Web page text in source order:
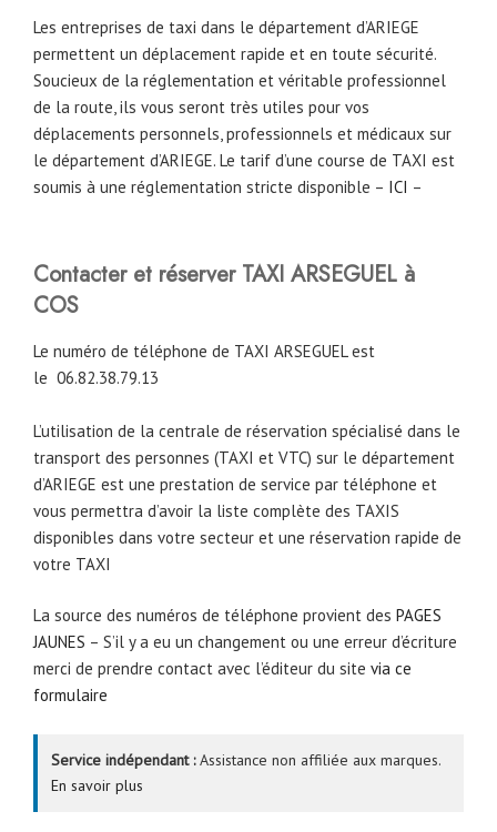
Les entreprises de taxi dans le département d’ARIEGE
permettent un déplacement rapide et en toute sécurité.
Soucieux de la réglementation et véritable professionnel
de la route, ils vous seront très utiles pour vos
déplacements personnels, professionnels et médicaux sur
le département d’ARIEGE. Le tarif d’une course de TAXI est
soumis à une réglementation stricte disponible – ICI –
Contacter et réserver TAXI ARSEGUEL à
COS
Le numéro de téléphone de TAXI ARSEGUEL est
le 06.82.38.79.13
L’utilisation de la centrale de réservation spécialisé dans le
transport des personnes (TAXI et VTC) sur le département
d’ARIEGE est une prestation de service par téléphone et
vous permettra d’avoir la liste complète des TAXIS
disponibles dans votre secteur et une réservation rapide de
votre TAXI
La source des numéros de téléphone provient des PAGES
JAUNES – S’il y a eu un changement ou une erreur d’écriture
merci de prendre contact avec l’éditeur du site via ce
formulaire
Service indépendant :Assistance non affiliée aux marques.
En savoir plus